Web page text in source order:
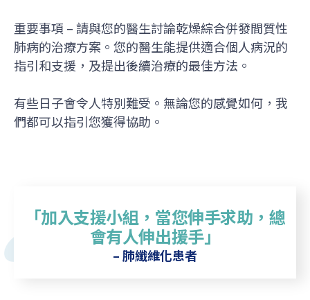
重要事項 – 請與您的醫生討論乾燥綜合併發間質性
肺病的治療方案。您的醫生能提供適合個人病況的
指引和支援，及提出後續治療的最佳方法。
有些日子會令人特別難受。無論您的感覺如何，我
們都可以指引您獲得協助。
「加入支援小組，當您伸手求助，總
會有人伸出援手」
– 肺纖維化患者